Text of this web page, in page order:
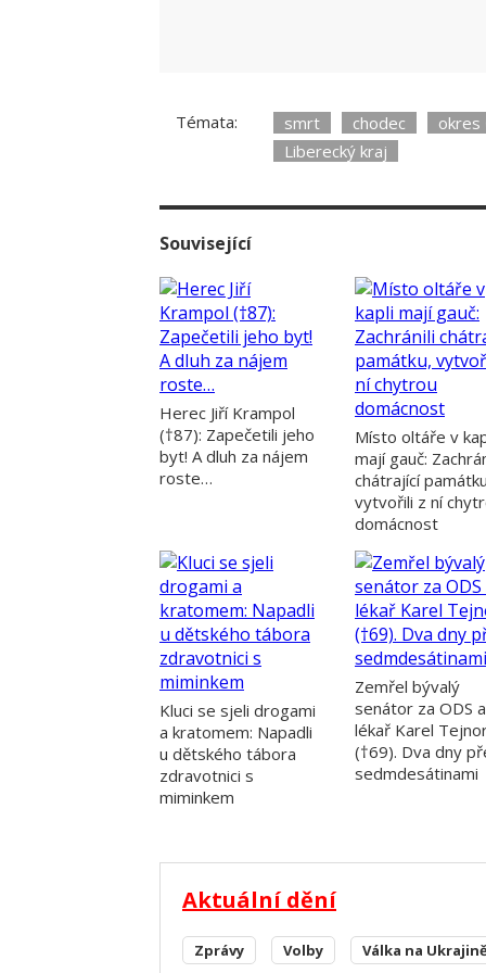
Témata: smrt chodec okres
Liberecký kraj
Související
Herec Jiří Krampol
(†87): Zapečetili jeho
byt! A dluh za nájem
roste…
Místo oltáře v
mají gauč:
chátrající
vytvořili z ní
domácnost
Kluci se sjeli drogami
a kratomem: Napadli
u dětského tábora
zdravotnici s
miminkem
Zemřel bývalý
senátor za ODS a
lékař Karel
(†69). Dva dny
sedmdesátinami
Aktuální dění
Zprávy Volby Válka na